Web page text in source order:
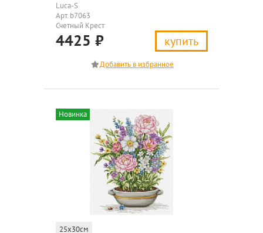
Luca-S
Арт. b7063
Счетный Крест
4425 ₽ купить
Новинка
25x30см